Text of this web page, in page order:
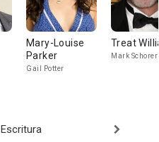
Mary-Louise
Parker
Gail Potter
Treat
Mark Schorer
Escritura